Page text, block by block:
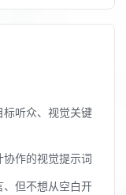
听众、视觉关键
作的视觉提示词
但不想从空白开